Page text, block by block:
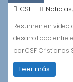
CSF Noticias,
Resumen en vídeo
desarrollado entre
por CSF Cristianos
Leer más